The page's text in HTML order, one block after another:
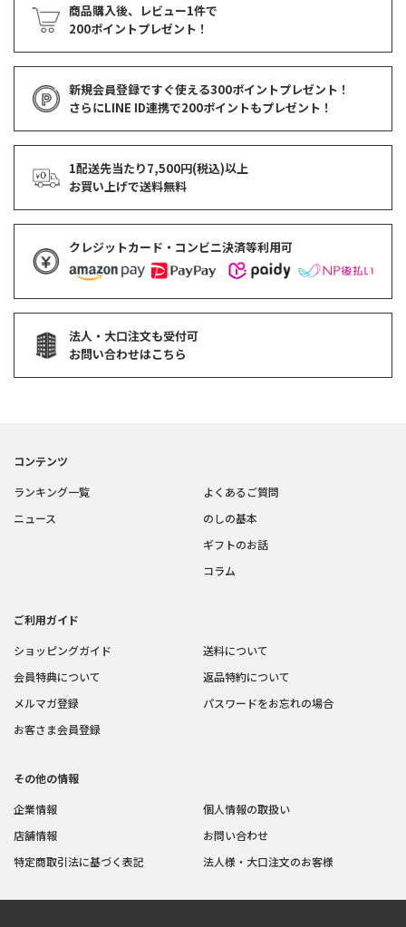
商品購入後、レビュー1件で
200ポイントプレゼント！
新規会員登録ですぐ使える300ポイントプレゼント！
さらにLINE ID連携で200ポイントもプレゼント！
1配送先当たり7,500円(税込)以上
お買い上げで送料無料
クレジットカード・コンビニ決済等利用可
法人・大口注文も受付可
お問い合わせはこちら
コンテンツ
ランキング一覧
ニュース
よくあるご質問
のしの基本
ギフトのお話
コラム
ご利用ガイド
ショッピングガイド
会員特典について
メルマガ登録
お客さま会員登録
送料について
返品特約について
パスワードをお忘れの場合
その他の情報
企業情報
店舗情報
特定商取引法に基づく表記
個人情報の取扱い
お問い合わせ
法人様・大口注文のお客様